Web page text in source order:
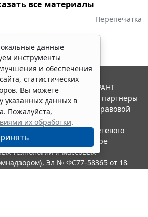
все материалы
Перепечатка
данные
инструменты
и обеспечения
статистических
Вы можете
указанных данных в
Пожалуйста,
их обработки.
2026. Система ГАРАНТ
Компания "Гарант" и ее партнеры
Российской ассоциации правовой
в качестве сетевого
службой по надзору в сфере
технологий и массовых
Эл № ФС77-58365 от 18